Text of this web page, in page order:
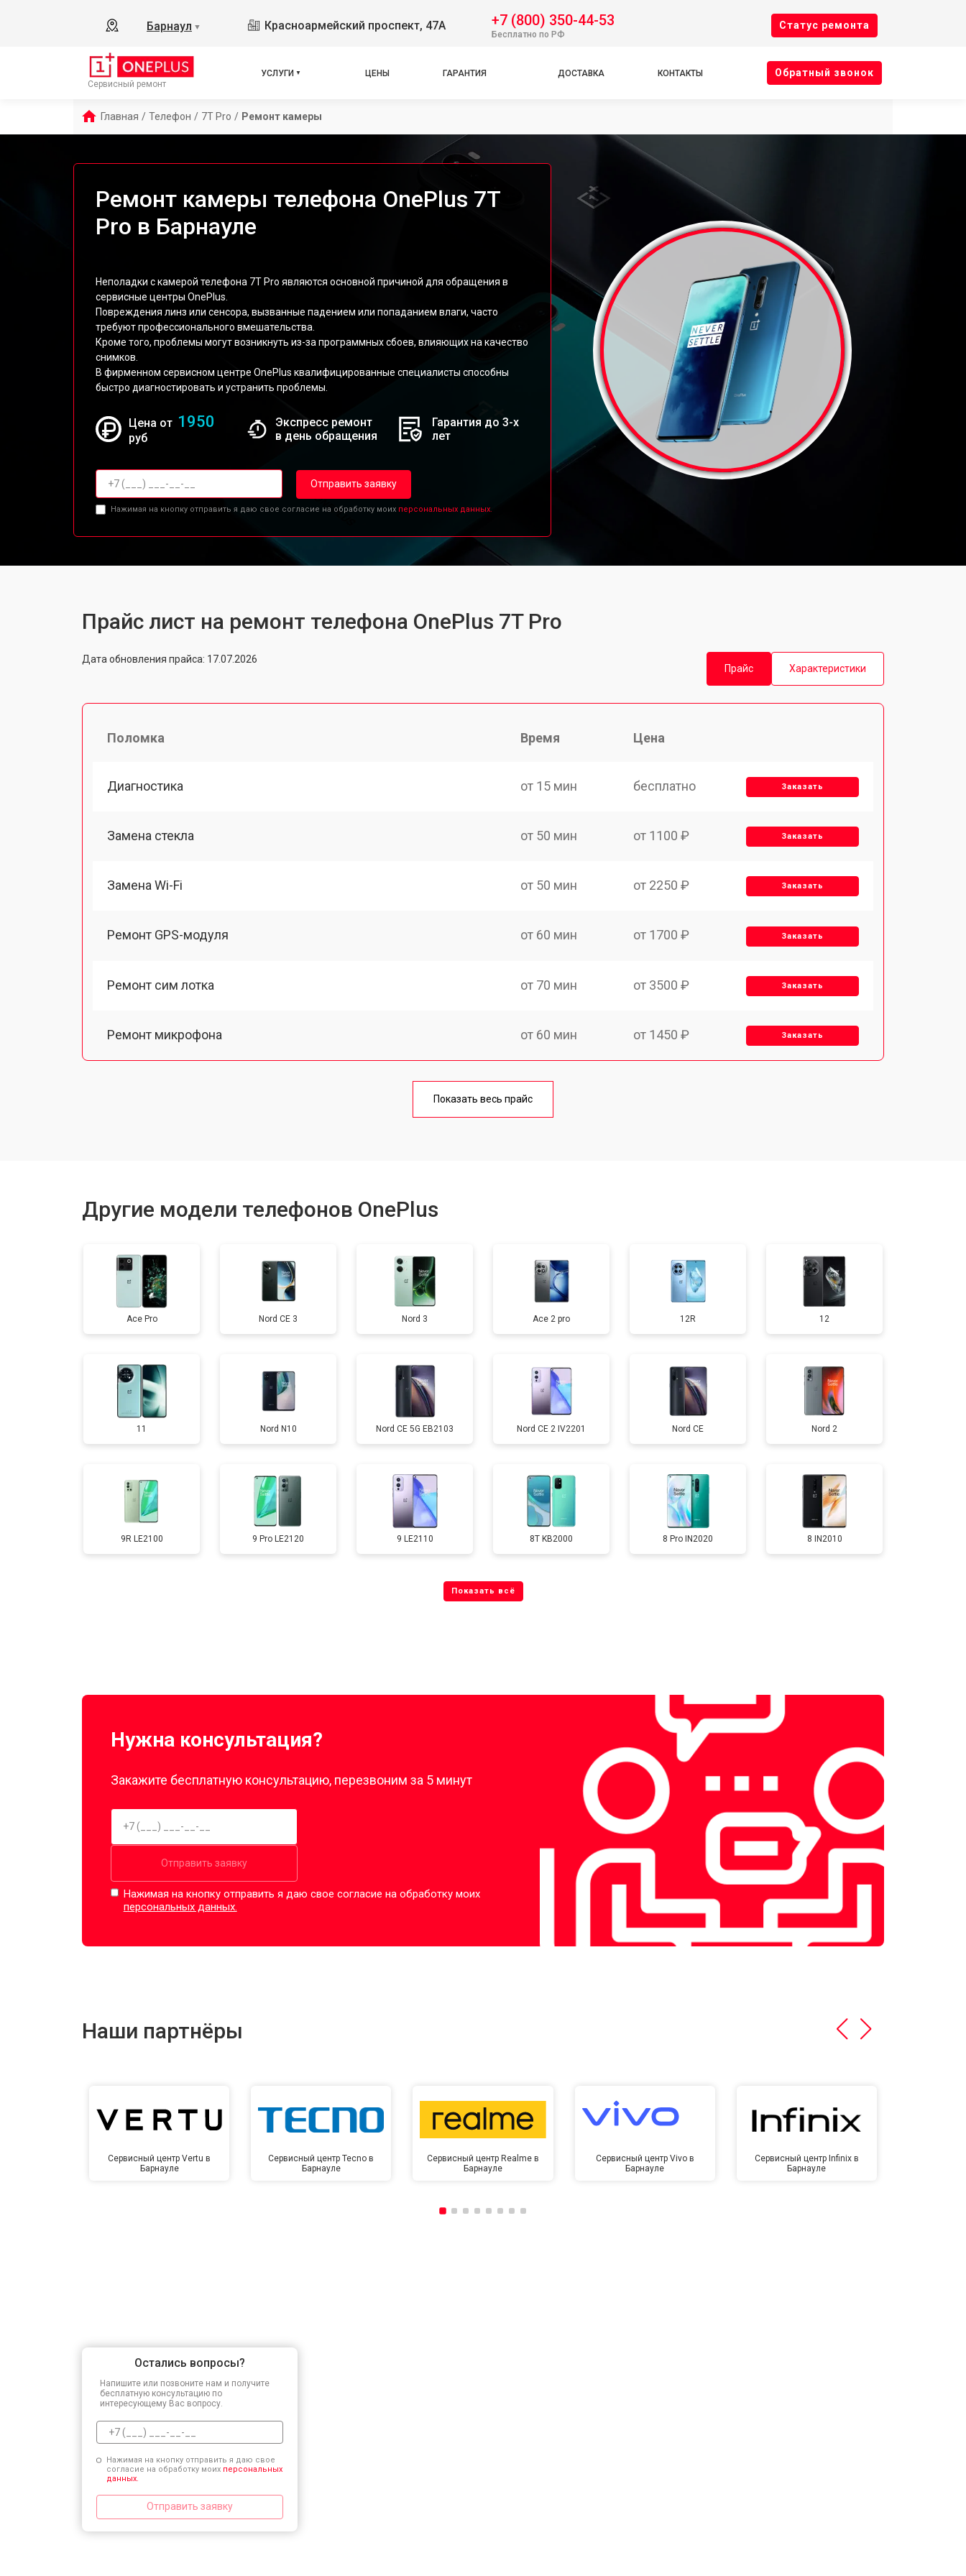
Барнаул ▼ Красноармейский проспект, 47А +7 (800) 350-44-53
Бесплатно по РФ
Cтатус ремонта
Сервисный ремонт
УСЛУГИ ЦЕНЫ ГАРАНТИЯ ДОСТАВКА КОНТАКТЫ Oбратный звонок
Главная / Телефон / 7T Pro / Ремонт камеры
Ремонт камеры телефона OnePlus 7T
Pro в Барнауле
Неполадки с камерой телефона 7T Pro являются основной причиной для обращения в
сервисные центры OnePlus.
Повреждения линз или сенсора, вызванные падением или попаданием влаги, часто
требуют профессионального вмешательства.
Кроме того, проблемы могут возникнуть из-за программных сбоев, влияющих на качество
снимков.
В фирменном сервисном центре OnePlus квалифицированные специалисты способны
быстро диагностировать и устранить проблемы.
Цена от 1950
руб
Экспресс ремонт
в день обращения
Гарантия до 3-х
лет
Отправить заявку
Нажимая на кнопку отправить я даю свое согласие на обработку моих персональных данных.
Прайс лист на ремонт телефона OnePlus 7T Pro
Дата обновления прайса: 17.07.2026
Прайс
Характеристики
Поломка Время Цена
Диагностика от 15 мин бесплатно Заказать
Замена стекла от 50 мин от 1100 ₽ Заказать
Замена Wi-Fi от 50 мин от 2250 ₽ Заказать
Ремонт GPS-модуля от 60 мин от 1700 ₽ Заказать
Ремонт сим лотка от 70 мин от 3500 ₽ Заказать
Ремонт микрофона от 60 мин от 1450 ₽ Заказать
от 50 мин
Замена дисплея (экрана) от 80 мин от 2700 ₽ Заказать
Замена аккумулятора от 40 мин от 950 ₽ Заказать
Замена кнопки включения от 70 мин от 1750 ₽ Заказать
Ремонт цепи питания от 60 мин от 3200 ₽ Заказать
Ремонт динамика от 60 мин от 1400 ₽ Заказать
Показать весь прайс
Другие модели телефонов OnePlus
Ace Pro Nord CE 3 Nord 3 Ace 2 pro 12R 12
11 Nord N10 Nord CE 5G EB2103 Nord CE 2 IV2201 Nord CE Nord 2
9R LE2100 9 Pro LE2120 9 LE2110 8T KB2000 8 Pro IN2020 8 IN2010
Нужна консультация?
Закажите бесплатную консультацию, перезвоним за 5 минут
Отправить заявку
Нажимая на кнопку отправить я даю свое согласие на обработку моих
персональных данных.
Наши партнёры
Сервисный центр Vertu в
Барнауле
Сервисный центр Tecno в
Барнауле
Сервисный центр Realme в
Барнауле
Сервисный центр Vivo в
Барнауле
Сервисный центр Infinix в
Барнауле
Остались вопросы?
Напишите или позвоните нам и получите
бесплатную консультацию по
интересующему Вас вопросу.
Нажимая на кнопку отправить я даю свое
согласие на обработку моих персональных
данных.
Отправить заявку